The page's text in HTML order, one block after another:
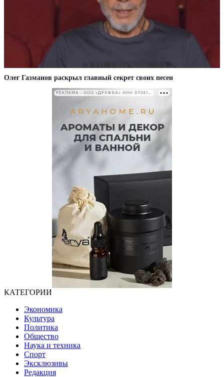
Олег Газманов раскрыл главный секрет своих песен
РЕКЛАМА • ООО «ДРУЖБА» ИНН 9704146411
КАТЕГОРИИ
Экономика
Культура
Политика
Общество
Наука и техника
Спорт
Эксклюзивы
Редакция